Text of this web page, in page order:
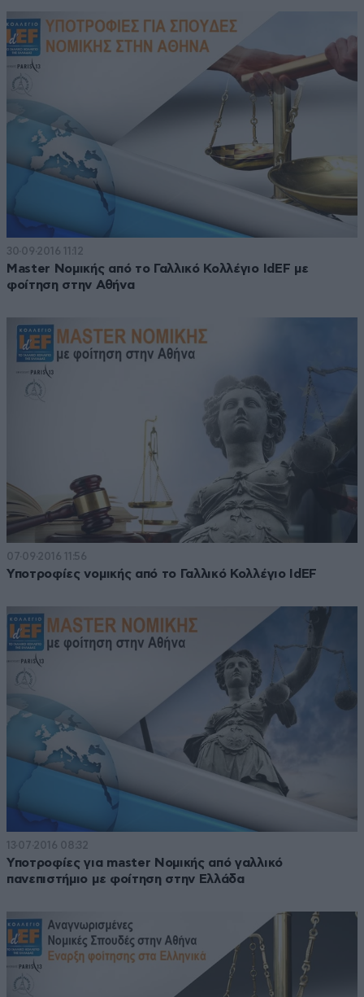
30·09·2016 11:12
Master Νομικής από το Γαλλικό Κολλέγιο IdEF με
φοίτηση στην Αθήνα
07·09·2016 11:56
Υποτροφίες νομικής από το Γαλλικό Κολλέγιο IdEF
13·07·2016 08:32
Υποτροφίες για master Νομικής από γαλλικό
πανεπιστήμιο με φοίτηση στην Ελλάδα